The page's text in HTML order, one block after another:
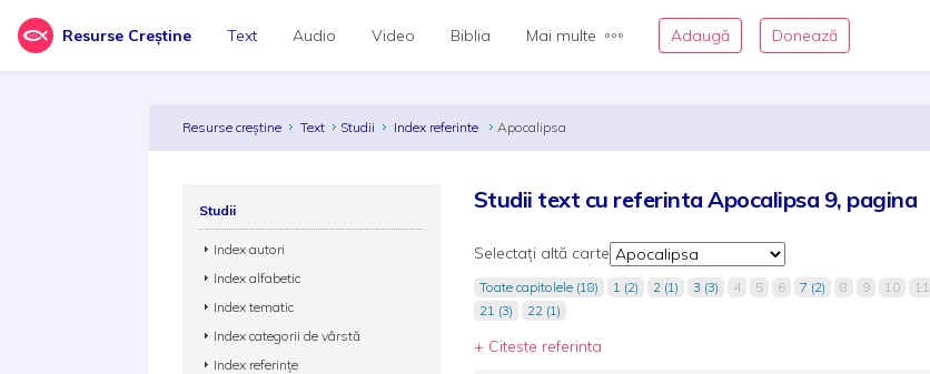
Resurse Creștine Text Audio Video Biblia Mai multe Adaugă Donează
Resurse creștine Text Studii Index referinte Apocalipsa
Studii text cu referinta Apocalipsa 9, pagina
Selectați altă carte
Toate capitolele (18) 1 (2) 2 (1) 3 (3) 4 5 6 7 (2) 8 9 10 11
21 (3)
22 (1)
+ Citeste referinta
Studii
Index autori
Index alfabetic
Index tematic
Index categorii de vârstă
Index referințe